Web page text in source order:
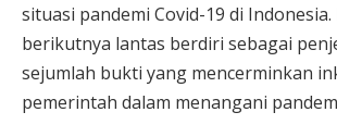
situasi pandemi Covid-19 di
berikutnya lantas berdiri sebagai
sejumlah bukti yang mencerminkan
pemerintah dalam menangani